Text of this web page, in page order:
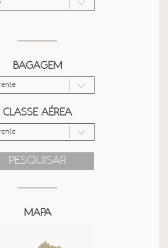
BAGAGEM
CLASSE AÉREA
PESQUISAR
MAPA